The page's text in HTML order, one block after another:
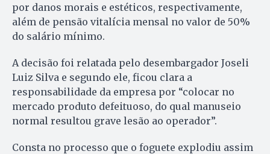
por danos morais e estéticos, respectivamente,
além de pensão vitalícia mensal no valor de 50%
do salário mínimo.
A decisão foi relatada pelo desembargador Joseli
Luiz Silva e segundo ele, ficou clara a
responsabilidade da empresa por “colocar no
mercado produto defeituoso, do qual manuseio
normal resultou grave lesão ao operador”.
Consta no processo que o foguete explodiu assim